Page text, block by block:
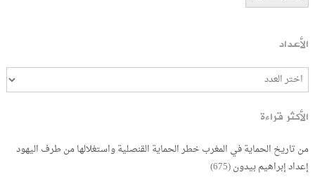
الأعداد
الأكثر قراءة
من تاريخ الحماية في المغرب خطر الحماية القنصلية واستغلالها من طرف اليهود
إعداد إبراهيم بيدون(675)